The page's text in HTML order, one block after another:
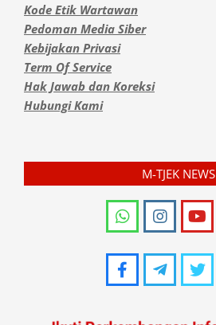
Kode Etik Wartawan
Pedoman Media Siber
Kebijakan Privasi
Term Of Service
Hak Jawab dan Koreksi
Hubungi Kami
M-TJEK NEWS